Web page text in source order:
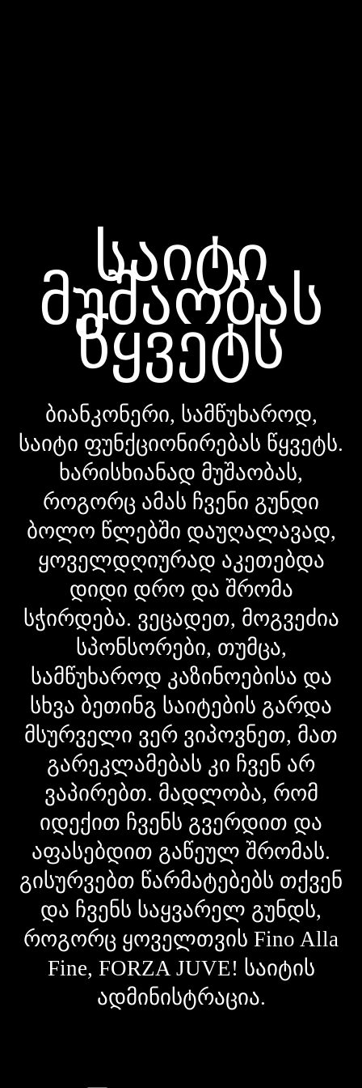
საიტი
მუშაობას
წყვეტს
ბიანკონერი, სამწუხაროდ,
საიტი ფუნქციონირებას წყვეტს.
ხარისხიანად მუშაობას,
როგორც ამას ჩვენი გუნდი
ბოლო წლებში დაუღალავად,
ყოველდღიურად აკეთებდა
დიდი დრო და შრომა
სჭირდება. ვეცადეთ, მოგვეძია
სპონსორები, თუმცა,
სამწუხაროდ კაზინოებისა და
სხვა ბეთინგ საიტების გარდა
მსურველი ვერ ვიპოვნეთ, მათ
გარეკლამებას კი ჩვენ არ
ვაპირებთ. მადლობა, რომ
იდექით ჩვენს გვერდით და
აფასებდით გაწეულ შრომას.
გისურვებთ წარმატებებს თქვენ
და ჩვენს საყვარელ გუნდს,
როგორც ყოველთვის Fino Alla
Fine, FORZA JUVE! საიტის
ადმინისტრაცია.